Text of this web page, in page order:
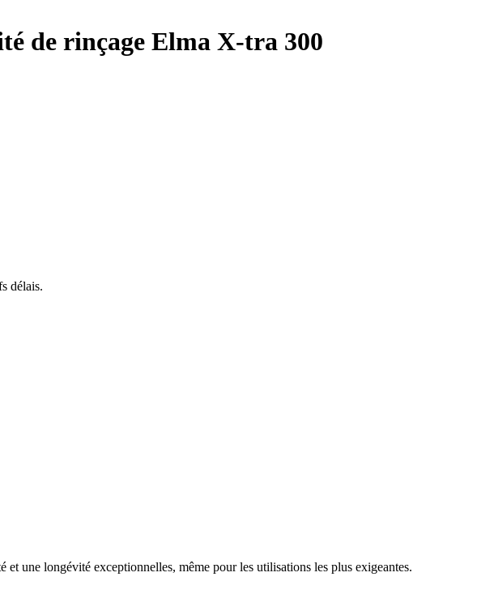
de rinçage Elma X-tra 300
délais.
une longévité exceptionnelles, même pour les utilisations les plus exigeantes.